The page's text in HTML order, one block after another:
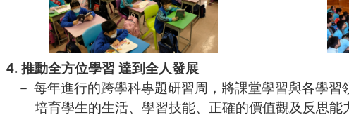
4. 推動全方位學習 達到全人發展
－ 每年進行的跨學科專題研習周，將課堂學習與各學習
培育學生的生活、 學習技能、正確的價值觀及反思能